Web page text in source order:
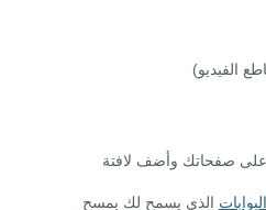
الفيديو)
على صفحاتك وأضف لافتة
الذي يسمح لك بمسح